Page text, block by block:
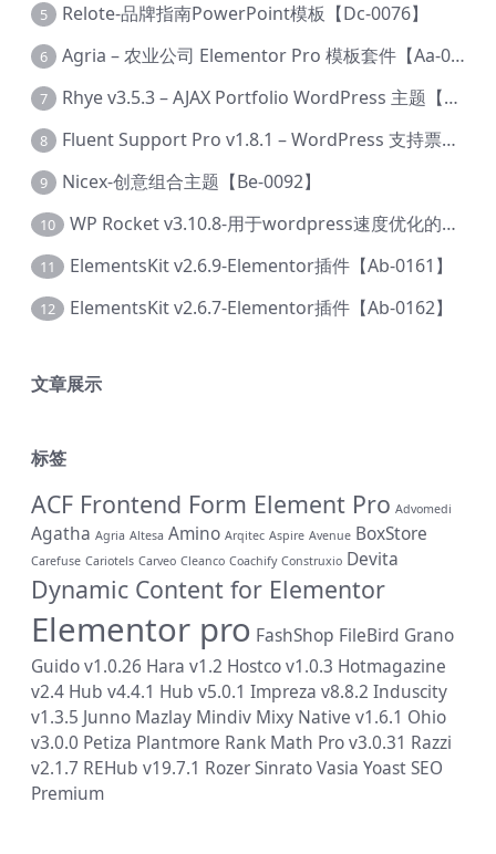
5 Relote-品牌指南PowerPoint模板【Dc-0076】
6 Agria – 农业公司 Elementor Pro 模板套件【Aa-0003】
7 Rhye v3.5.3 – AJAX Portfolio WordPress 主题【Bi-0049】
8 Fluent Support Pro v1.8.1 – WordPress 支持票务系统【Cc-0041】
9 Nicex-创意组合主题【Be-0092】
10 WP Rocket v3.10.8-用于wordpress速度优化的缓存加速插件【Cd-0019】
11 ElementsKit v2.6.9-Elementor插件【Ab-0161】
12 ElementsKit v2.6.7-Elementor插件【Ab-0162】
文章展示
标签
ACF Frontend Form Element Pro Advomedi
Agatha Agria Altesa Amino Arqitec Aspire Avenue BoxStore
Carefuse Cariotels Carveo Cleanco Coachify Construxio Devita
Dynamic Content for Elementor
Elementor pro FashShop FileBird Grano
Guido v1.0.26 Hara v1.2 Hostco v1.0.3 Hotmagazine
v2.4 Hub v4.4.1 Hub v5.0.1 Impreza v8.8.2 Induscity
v1.3.5 Junno Mazlay Mindiv Mixy Native v1.6.1 Ohio
v3.0.0 Petiza Plantmore Rank Math Pro v3.0.31 Razzi
v2.1.7 REHub v19.7.1 RozerSinratoVasia Yoast SEO
Premium